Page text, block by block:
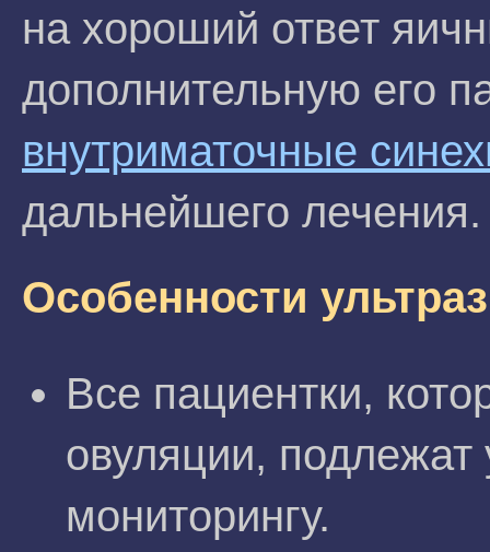
на хороший ответ
дополнительную его
внутриматочные
дальнейшего лечения.
Особенности
Все пациентки,
овуляции, подлежат
мониторингу.